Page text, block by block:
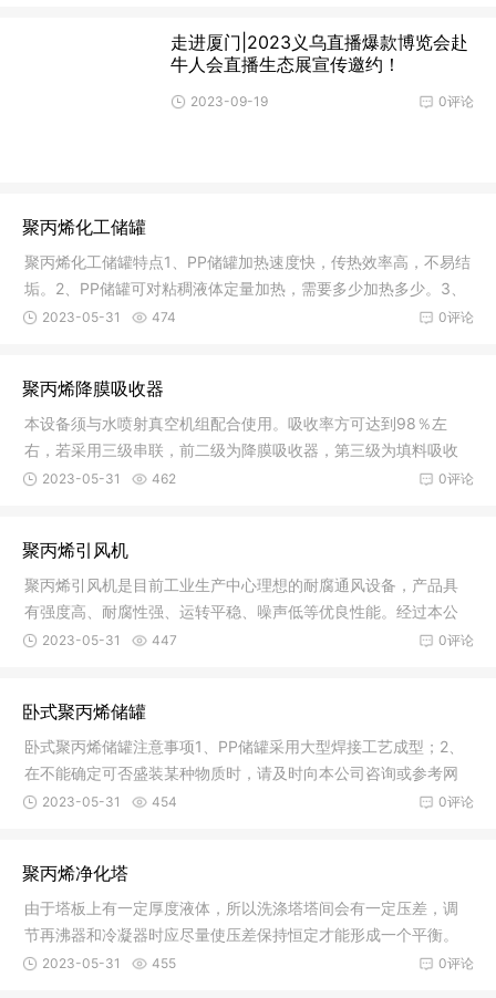
走进厦门|2023义乌直播爆款博览会赴
牛人会直播生态展宣传邀约！
0评论
2023-09-19
聚丙烯化工储罐
聚丙烯化工储罐特点1、PP储罐加热速度快，传热效率高，不易结
垢。2、PP储罐可对粘稠液体定量加热，需要多少加热多少。3、
粘稠液
0评论
2023-05-31 474
聚丙烯降膜吸收器
本设备须与水喷射真空机组配合使用。吸收率方可达到98％左
右，若采用三级串联，前二级为降膜吸收器，第三级为填料吸收
塔，则可达
0评论
2023-05-31 462
聚丙烯引风机
聚丙烯引风机是目前工业生产中心理想的耐腐通风设备，产品具
有强度高、耐腐性强、运转平稳、噪声低等优良性能。经过本公
司技术人
0评论
2023-05-31 447
卧式聚丙烯储罐
卧式聚丙烯储罐注意事项1、PP储罐采用大型焊接工艺成型；2、
在不能确定可否盛装某种物质时，请及时向本公司咨询或参考网
页，必要
0评论
2023-05-31 454
聚丙烯净化塔
由于塔板上有一定厚度液体，所以洗涤塔塔间会有一定压差，调
节再沸器和冷凝器时应尽量使压差保持恒定才能形成一个平衡。
调节塔顶
0评论
2023-05-31 455